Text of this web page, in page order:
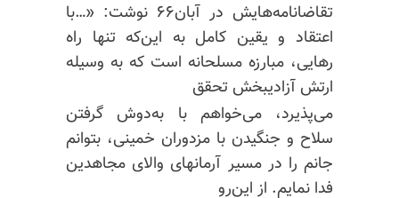
تقاضانامه‌هایش در آبان‌۶۶ نوشت: «…‌با
اعتقاد و یقین کامل به این‌که تنها راه
رهایی، مبارزه مسلحانه است که به وسیله
ارتش آزادیبخش تحقق
می‌پذیرد، می‌خواهم با به‌دوش گرفتن
سلاح و جنگیدن با مزدوران خمینی، بتوانم
جانم را در مسیر آرمانهای والای مجاهدین
فدا نمایم. از این‌رو